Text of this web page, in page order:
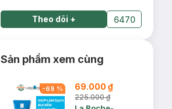
Theo dõi + 6470
Sản phẩm xem cùng
-69% 69.000 ₫
225.000 ₫